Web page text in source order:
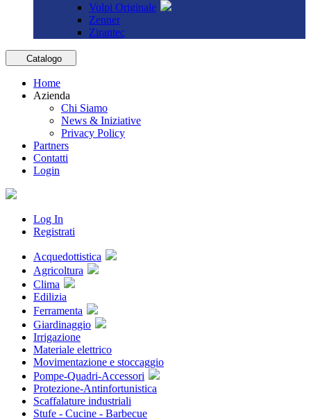
Volpi Originale
Zenner
Zirantec
Catalogo
Home
Azienda
Chi Siamo
News & Iniziative
Privacy Policy
Partners
Contatti
Login
Log In
Registrati
Acquedottistica
Agricoltura
Clima
Edilizia
Ferramenta
Giardinaggio
Irrigazione
Materiale elettrico
Movimentazione e stoccaggio
Pompe-Quadri-Accessori
Protezione-Antinfortunistica
Scaffalature industriali
Stufe - Cucine - Barbecue